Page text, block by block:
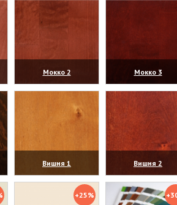
Мокко 2
(увеличить)
Мокко 3
(увеличить)
Вишня 1
(увеличить)
Вишня 2
(увеличить)
+25%